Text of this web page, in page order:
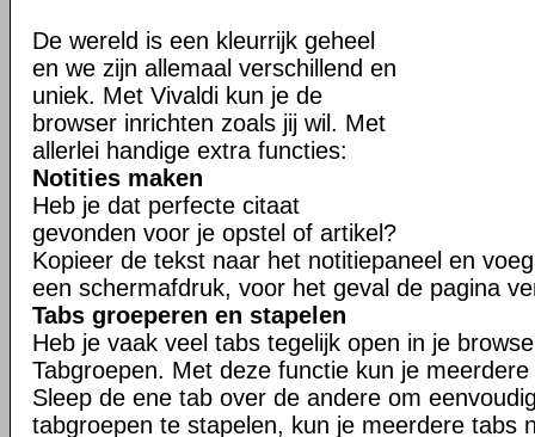
De wereld is een kleurrijk geheel
en we zijn allemaal verschillend en
uniek. Met Vivaldi kun je de
browser inrichten zoals jij wil. Met
allerlei handige extra functies:
Notities maken
Heb je dat perfecte citaat
gevonden voor je opstel of artikel?
Kopieer de tekst naar het notitiepaneel en
een schermafdruk, voor het geval de pagina
Tabs groeperen en stapelen
Heb je vaak veel tabs tegelijk open in je
Tabgroepen. Met deze functie kun je
Sleep de ene tab over de andere om
tabgroepen te stapelen, kun je meerdere tabs